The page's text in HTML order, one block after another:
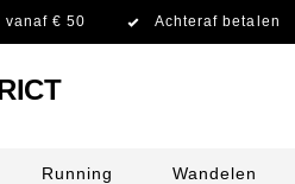
€ 50 Achteraf betalen
Running Wandelen